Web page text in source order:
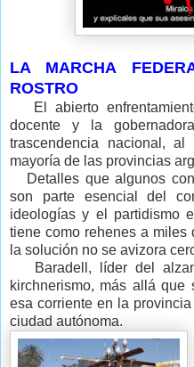
LA MARCHA
ROSTRO
El abierto
docente y la
trascendencia nacional,
mayoría de las provincias
Detalles que algunos
son parte esencial del
ideologías y el partidismo
tiene como rehenes a
la solución no se avizora
Baradell, líder del
kirchnerismo, más allá
esa corriente en la
ciudad autónoma.